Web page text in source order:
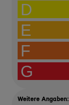
D
E
F
G
Weitere Angaben: